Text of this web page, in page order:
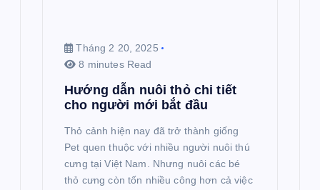
Tháng 2 20, 2025
8 minutes Read
Hướng dẫn nuôi thỏ chi tiết
cho người mới bắt đầu
Thỏ cảnh hiện nay đã trở thành giống
Pet quen thuộc với nhiều người nuôi thú
cưng tại Việt Nam. Nhưng nuôi các bé
thỏ cưng còn tốn nhiều công hơn cả việc